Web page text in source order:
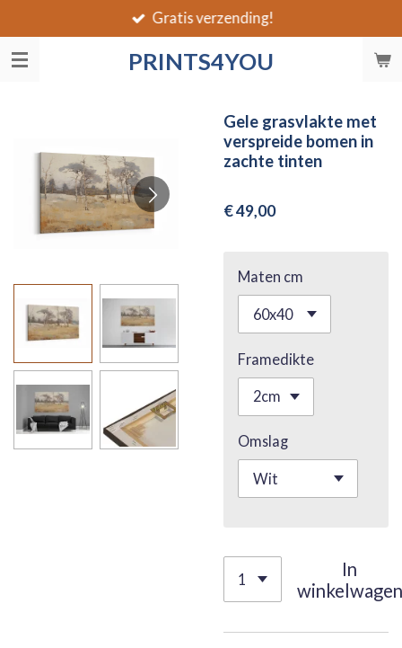
direct
naar
PRINTS4YOU
Gratis verzending!
Gele grasvlakte met
verspreide bomen in
zachte tinten
€ 49,00
Maten cm
Framedikte
Omslag
In
winkelwagen